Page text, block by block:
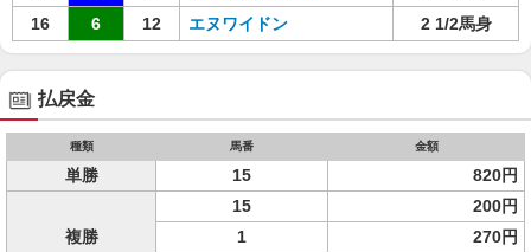
16
6 12 エヌワイドン 2 1/2馬身
払戻金
種類 馬番 金額
単勝 15 820円
複勝
15
200円
1
270円